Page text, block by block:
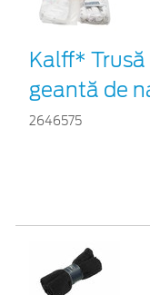
Kalff*
geantă de
2646575